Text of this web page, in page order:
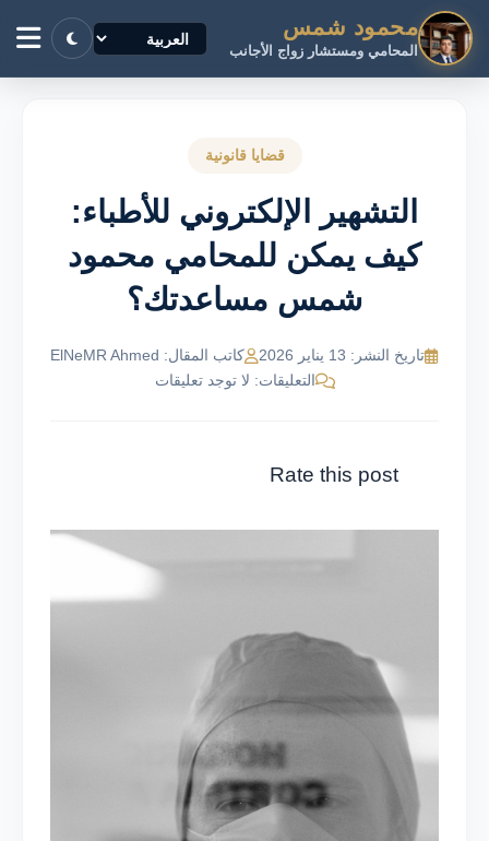
محمود شمس
المحامي ومستشار زواج الأجانب
قضايا قانونية
التشهير الإلكتروني للأطباء:
كيف يمكن للمحامي محمود
شمس مساعدتك؟
تاريخ النشر: 13 يناير 2026
كاتب المقال: ElNeMR Ahmed
التعليقات: لا توجد تعليقات
Rate this post